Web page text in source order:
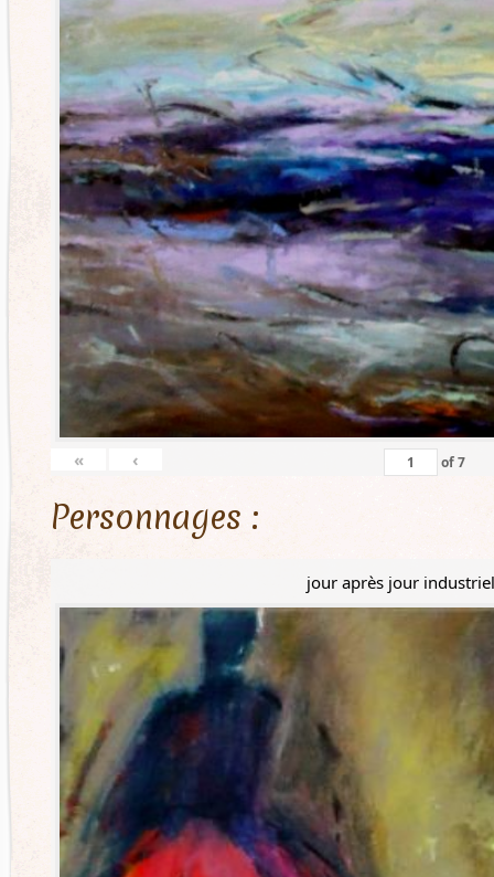
« ‹ of7
Personnages :
jour après jour